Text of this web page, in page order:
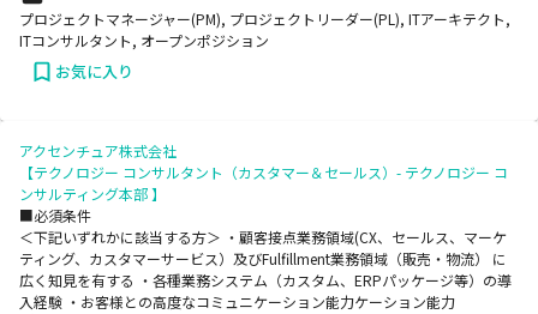
プロジェクトマネージャー(PM), プロジェクトリーダー(PL), ITアーキテクト,
ITコンサルタント, オープンポジション
お気に入り
アクセンチュア株式会社
【テクノロジー コンサルタント（カスタマー＆セールス）- テクノロジー コ
ンサルティング本部 】
■必須条件
＜下記いずれかに該当する方＞ ・顧客接点業務領域(CX、セールス、マーケ
ティング、カスタマーサービス）及びFulfillment業務領域（販売・物流） に
広く知見を有する ・各種業務システム（カスタム、ERPパッケージ等）の導
入経験 ・お客様との高度なコミュニケーション能力ケーション能力